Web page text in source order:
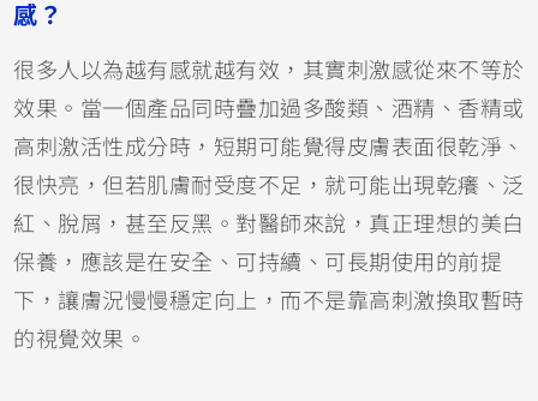
感？
很多人以為越有感就越有效，其實刺激感從來不等於
效果。當一個產品同時疊加過多酸類、酒精、香精或
高刺激活性成分時，短期可能覺得皮膚表面很乾淨、
很快亮，但若肌膚耐受度不足，就可能出現乾癢、泛
紅、脫屑，甚至反黑。對醫師來說，真正理想的美白
保養，應該是在安全、可持續、可長期使用的前提
下，讓膚況慢慢穩定向上，而不是靠高刺激換取暫時
的視覺效果。